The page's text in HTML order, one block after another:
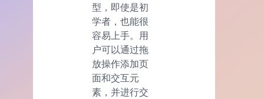
型，即使是初
学者，也能很
容易上手。用
户可以通过拖
放操作添加页
面和交互元
素，并进行交